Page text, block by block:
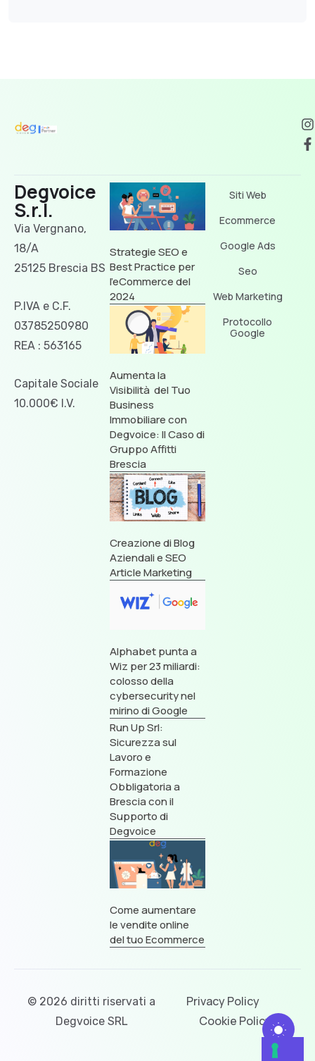
Degvoice
S.r.l.
Via Vergnano,
18/A
25125 Brescia BS
P.IVA e C.F.
03785250980
REA : 563165
Capitale Sociale
10.000€ I.V.
Strategie SEO e
Best Practice per
l’eCommerce del
2024
Aumenta la
Visibilità del Tuo
Business
Immobiliare con
Degvoice: Il Caso di
Gruppo Affitti
Brescia
Creazione di Blog
Aziendali e SEO
Article Marketing
Alphabet punta a
Wiz per 23 miliardi:
colosso della
cybersecurity nel
mirino di Google
Run Up Srl:
Sicurezza sul
Lavoro e
Formazione
Obbligatoria a
Brescia con il
Supporto di
Degvoice
Come aumentare
le vendite online
del tuo Ecommerce
Siti Web
Ecommerce
Google Ads
Seo
Web Marketing
Protocollo
Google
© 2026 diritti riservati a
Degvoice SRL
Privacy Policy
Cookie Policy